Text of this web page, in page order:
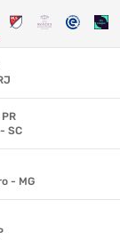
SC
- MG